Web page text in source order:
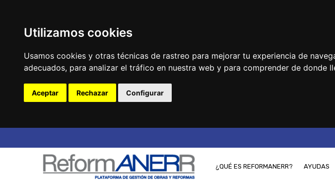
Utilizamos cookies
Usamos cookies y otras técnicas de rastreo para mejorar tu experiencia de
adecuados, para analizar el tráfico en nuestra web y para comprender de donde
Aceptar Rechazar Configurar
¿QUÉ ES REFORMANERR? AYUDAS